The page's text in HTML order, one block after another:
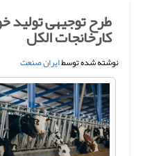
طرح توجیهی تولید
کارخانجات الکل
نوشته شده توسطایران صنعت